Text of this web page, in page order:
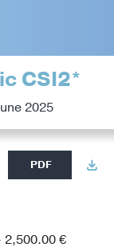
CSI2*
2025
PDF
2,500.00 €